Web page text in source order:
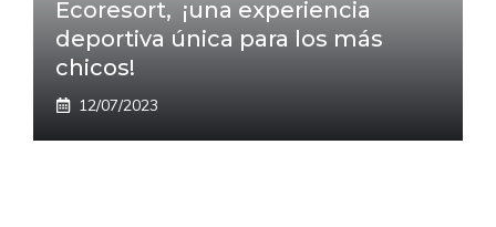
Ecoresort, ¡una experiencia
deportiva única para los más
chicos!
12/07/2023